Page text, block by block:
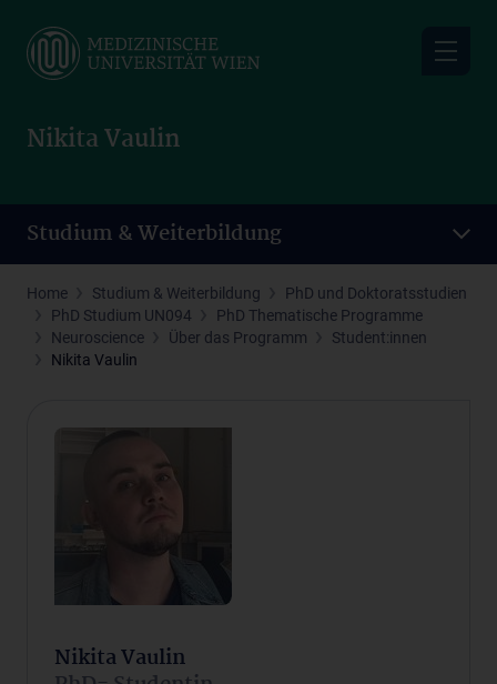
main
Nikita Vaulin
Studium & Weiterbildung
Home Studium & Weiterbildung
PhD und Doktoratsstudien
PhD Studium UN094
PhD Thematische Programme
Neuroscience
Über das Programm
Student:innen
Nikita Vaulin
Nikita Vaulin